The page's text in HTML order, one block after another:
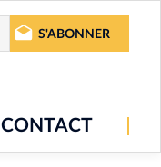
S'ABONNER
CONTACT